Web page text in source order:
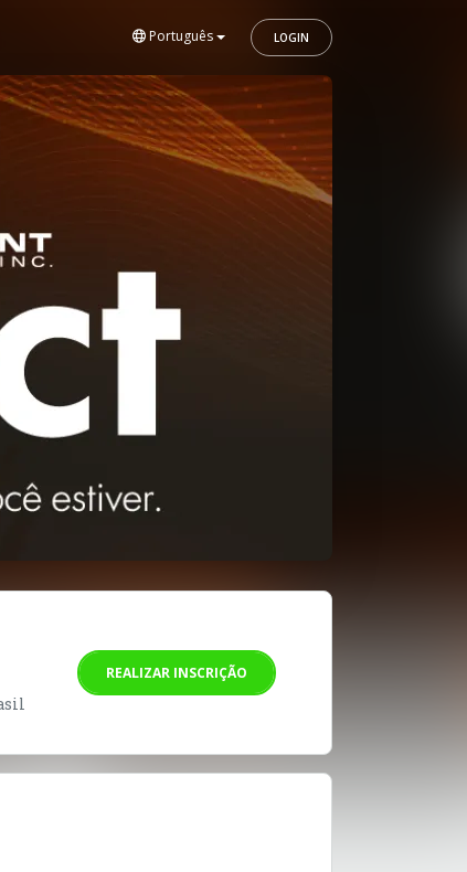
Português LOGIN
REALIZAR INSCRIÇÃO